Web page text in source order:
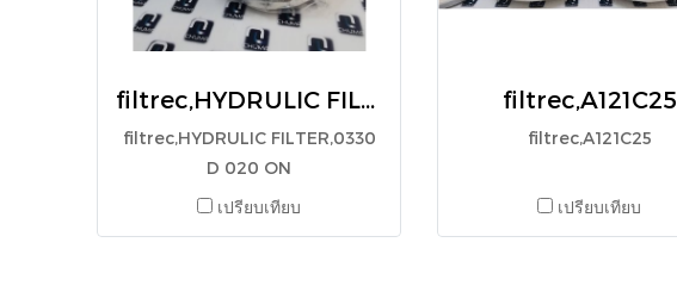
filtrec,HYDRULIC FILTER,0330 D 020 ON
filtrec,HYDRULIC FILTER,0330
D 020 ON
เปรียบเทียบ
filtrec,A121C25
filtrec,A121C25
เปรียบเทียบ